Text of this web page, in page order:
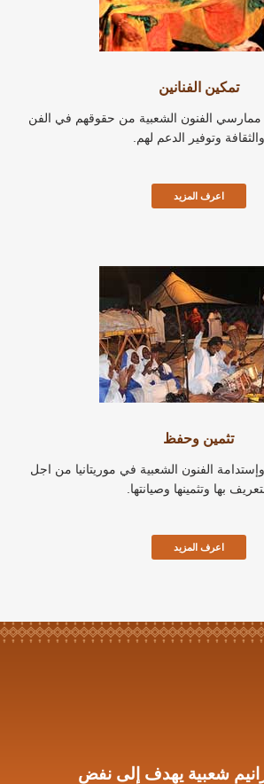
تمكين الفنانين
الفنون الشعبية من حقوقهم في الفن
والثقافة وتوفير الدعم لهم.
اعرف المزيد
تثمين وحفظ
الفنون الشعبية في موريتانيا من اجل
بها وتثمينها وصيانتها.
اعرف المزيد
شعبية يهدف إلى نفض
راق، له مكانة عالية في